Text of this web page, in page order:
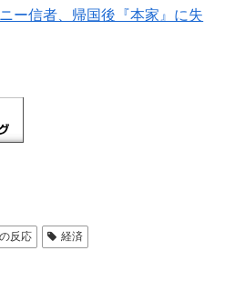
ー信者、帰国後『本家』に失
反応 経済